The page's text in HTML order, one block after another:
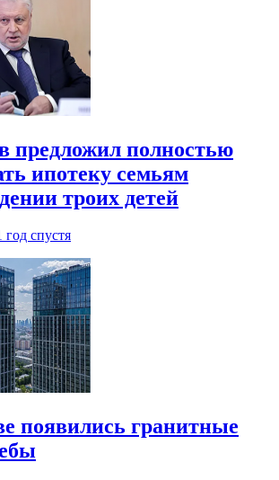
предложил полностью
ипотеку семьям
троих детей
год спустя
появились гранитные